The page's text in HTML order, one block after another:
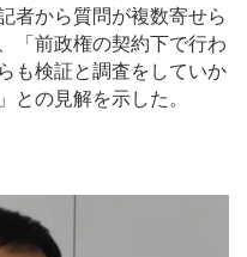
者から質問が複数寄せら
「前政権の契約下で行わ
も検証と調査をしていか
との見解を示した。